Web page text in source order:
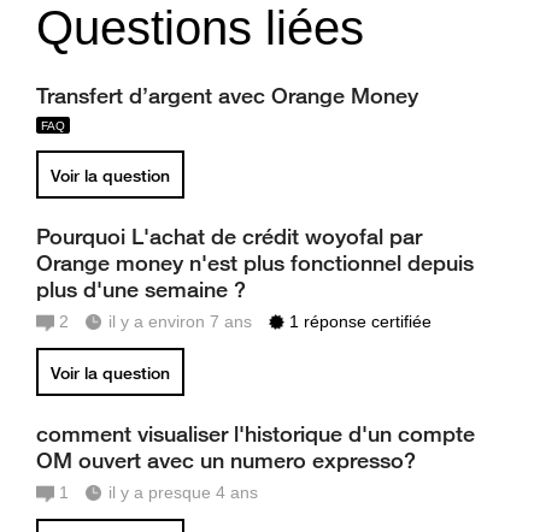
Questions liées
Transfert d’argent avec Orange Money
Voir la question
Pourquoi L'achat de crédit woyofal par
Orange money n'est plus fonctionnel depuis
plus d'une semaine ?
2 il y a environ 7 ans 1 réponse certifiée
Voir la question
comment visualiser l'historique d'un compte
OM ouvert avec un numero expresso?
1 il y a presque 4 ans